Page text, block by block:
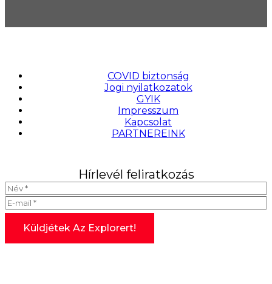
COVID biztonság
Jogi nyilatkozatok
GYIK
Impresszum
Kapcsolat
PARTNEREINK
Hírlevél feliratkozás